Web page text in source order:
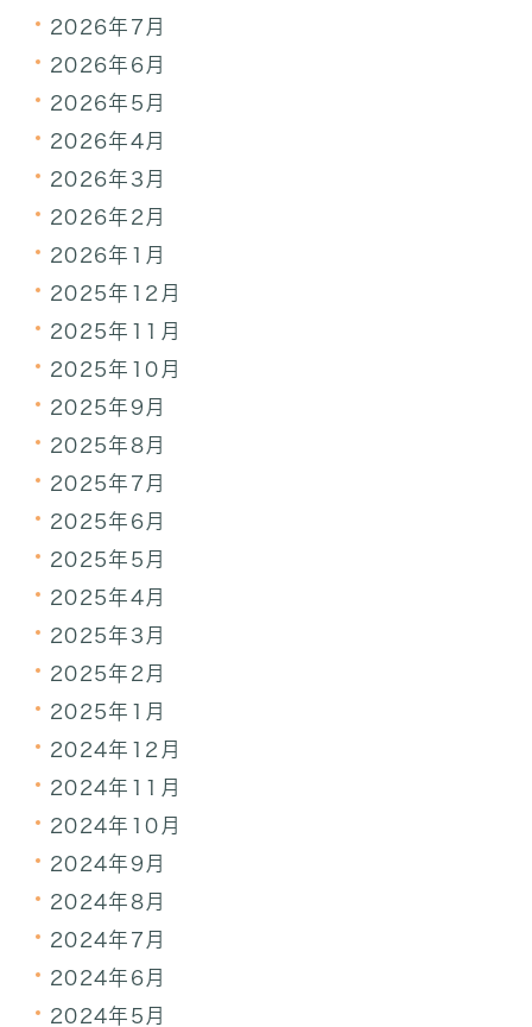
2026年7月
2026年6月
2026年5月
2026年4月
2026年3月
2026年2月
2026年1月
2025年12月
2025年11月
2025年10月
2025年9月
2025年8月
2025年7月
2025年6月
2025年5月
2025年4月
2025年3月
2025年2月
2025年1月
2024年12月
2024年11月
2024年10月
2024年9月
2024年8月
2024年7月
2024年6月
2024年5月